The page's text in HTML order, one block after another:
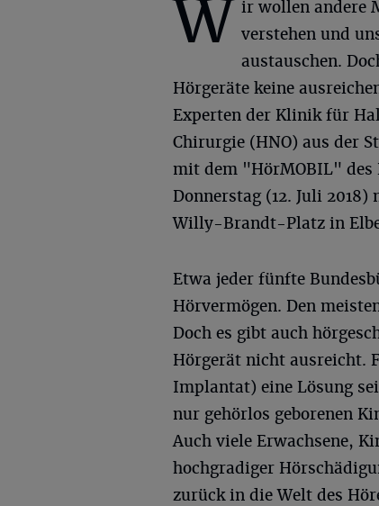
W ir wollen andere
verstehen und
austauschen.
Hörgeräte keine
Experten der Klinik für
Chirurgie (HNO) aus der
mit dem "HörMOBIL" des
Donnerstag (12. Juli
Willy-Brandt-Platz in
Etwa jeder fünfte
Hörvermögen. Den
Doch es gibt auch
Hörgerät nicht ausreicht.
Implantat) eine Lösung
nur gehörlos geborenen
Auch viele Erwachsene,
hochgradiger
zurück in die Welt des